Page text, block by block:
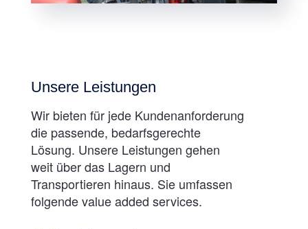
Unsere Leistungen
Wir bieten für jede Kundenanforderung
die passende, bedarfsgerechte
Lösung. Unsere Leistungen gehen
weit über das Lagern und
Transportieren hinaus. Sie umfassen
folgende value added services.